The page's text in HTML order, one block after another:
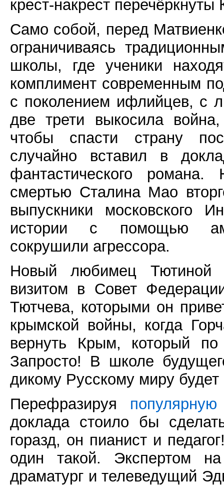
крест-накрест
Само собой, перед
ограничиваясь
школы, где ученики
комплимент современным
с поколением ифлийцев, с
две трети выкосила
чтобы спасти страну
случайно вставил в
фантастического
смертью Сталина Мао
выпускники московского
истории с помощью
сокрушили агрессора.
Новый любимец Тютиной
визитом в Совет
Тютчева, которыми он
крымской войны, когда
вернуть Крым, который
Запросто! В школе
дикому Русскому миру
Перефразируя
доклада стоило бы
горазд, он пианист и
один такой. Экспертом
драматург и телеведущий